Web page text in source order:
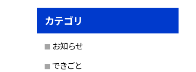
カテゴリ
お知らせ
できごと